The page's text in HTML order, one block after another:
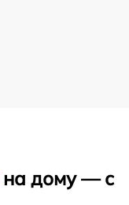
на дому — с